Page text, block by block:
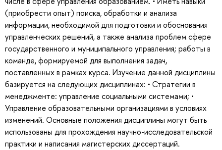
(приобрести опыт) поиска, обработки и анализа
информации, необходимой для подготовки и обоснования
управленческих решений, а также анализа проблем сфере
государственного и муниципального управления; работы в
команде, формируемой для выполнения задач,
поставленных в рамках курса. Изучение данной дисциплины
базируется на следующих дисциплинах: • Стратегии в
менеджменте: управление социальными системами; •
Управление образовательными организациями в условиях
изменений. Основные положения дисциплины могут быть
использованы для прохождения научно-исследовательской
практики и написания магистерских диссертаций.